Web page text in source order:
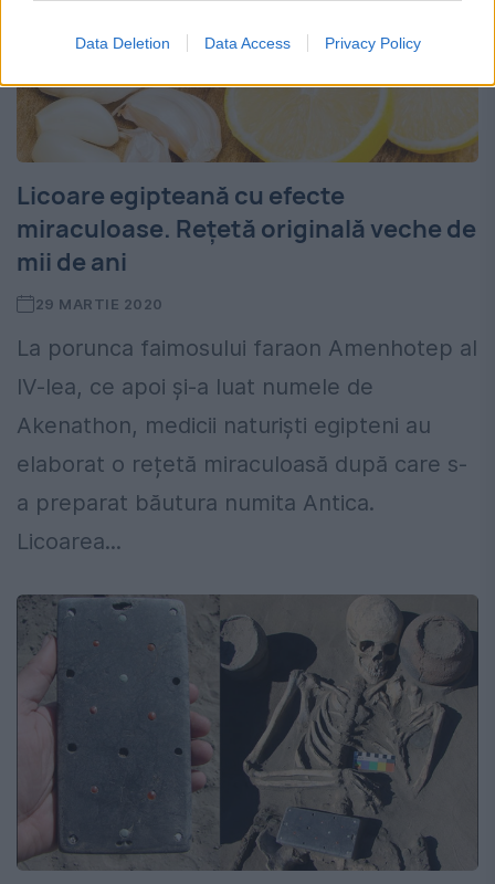
Data Deletion Data Access Privacy Policy
Licoare egipteană cu efecte
miraculoase. Rețetă originală veche de
mii de ani
29 MARTIE 2020
La porunca faimosului faraon Amenhotep al
IV-lea, ce apoi și-a luat numele de
Akenathon, medicii naturiști egipteni au
elaborat o rețetă miraculoasă după care s-
a preparat băutura numita Antica.
Licoarea...